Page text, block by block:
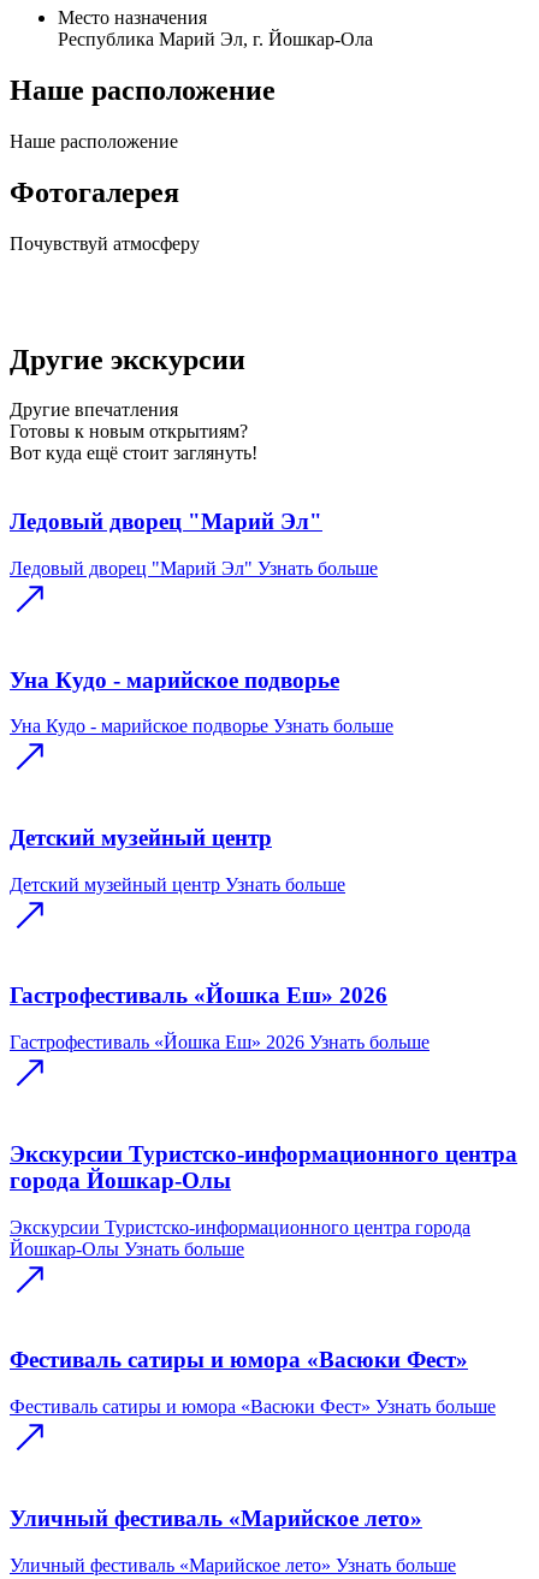
Место назначения
Республика Марий Эл, г. Йошкар-Ола
Наше расположение
Наше расположение
Фотогалерея
Почувствуй атмосферу
Другие экскурсии
Другие впечатления
Готовы к новым открытиям?
Вот куда ещё стоит заглянуть!
Ледовый дворец "Марий Эл"
Ледовый дворец "Марий Эл" Узнать больше
Уна Кудо - марийское подворье
Уна Кудо - марийское подворье Узнать больше
Детский музейный центр
Детский музейный центр Узнать больше
Гастрофестиваль «Йошка Еш» 2026
Гастрофестиваль «Йошка Еш» 2026 Узнать больше
Экскурсии Туристско-информационного центра
города Йошкар-Олы
Экскурсии Туристско-информационного центра города
Йошкар-Олы Узнать больше
Фестиваль сатиры и юмора «Васюки Фест»
Фестиваль сатиры и юмора «Васюки Фест» Узнать больше
Уличный фестиваль «Марийское лето»
Уличный фестиваль «Марийское лето» Узнать больше